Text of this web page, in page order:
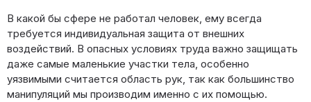
В какой бы сфере не работал человек, ему всегда
требуется индивидуальная защита от внешних
воздействий. В опасных условиях труда важно защищать
даже самые маленькие участки тела, особенно
уязвимыми считается область рук, так как большинство
манипуляций мы производим именно с их помощью.